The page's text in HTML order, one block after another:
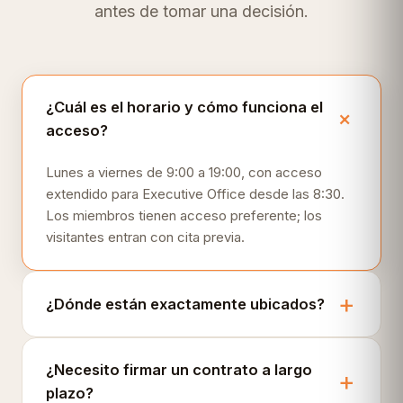
antes de tomar una decisión.
¿Cuál es el horario y cómo funciona el
acceso?
Lunes a viernes de 9:00 a 19:00, con acceso
extendido para Executive Office desde las 8:30.
Los miembros tienen acceso preferente; los
visitantes entran con cita previa.
¿Dónde están exactamente ubicados?
¿Necesito firmar un contrato a largo
plazo?